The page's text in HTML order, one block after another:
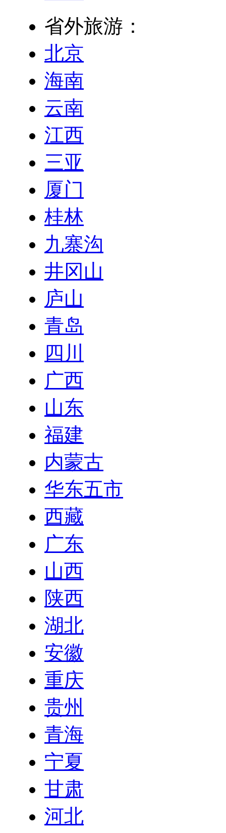
省外旅游：
北京
海南
云南
江西
三亚
厦门
桂林
九寨沟
井冈山
庐山
青岛
四川
广西
山东
福建
内蒙古
华东五市
西藏
广东
山西
陕西
湖北
安徽
重庆
贵州
青海
宁夏
甘肃
河北